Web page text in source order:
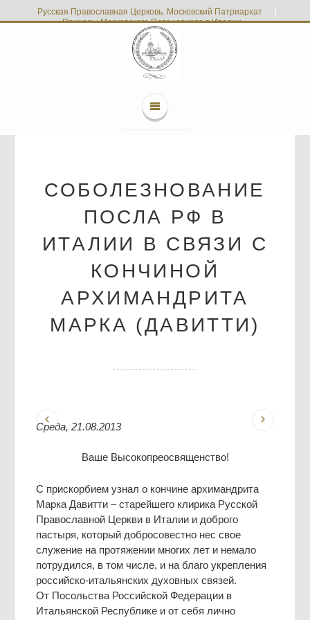
Русская Православная Церковь. Московский Патриархат
Приходы Московского Патриархата в Италии
СОБОЛЕЗНОВАНИЕ
ПОСЛА РФ В
ИТАЛИИ В СВЯЗИ С
КОНЧИНОЙ
АРХИМАНДРИТА
МАРКА (ДАВИТТИ)
Среда, 21.08.2013
Ваше Высокопреосвященство!
С прискорбием узнал о кончине архимандрита
Марка Давитти – старейшего клирика Русской
Православной Церкви в Италии и доброго
пастыря, который добросовестно нес свое
служение на протяжении многих лет и немало
потрудился, в том числе, и на благо укрепления
российско-итальянских духовных связей.
От Посольства Российской Федерации в
Итальянской Республике и от себя лично